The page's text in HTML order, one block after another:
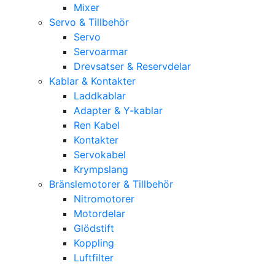
Mixer
Servo & Tillbehör
Servo
Servoarmar
Drevsatser & Reservdelar
Kablar & Kontakter
Laddkablar
Adapter & Y-kablar
Ren Kabel
Kontakter
Servokabel
Krympslang
Bränslemotorer & Tillbehör
Nitromotorer
Motordelar
Glödstift
Koppling
Luftfilter